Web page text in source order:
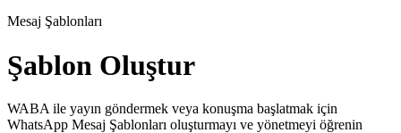
Mesaj Şablonları
Şablon Oluştur
WABA ile yayın göndermek veya konuşma başlatmak için
WhatsApp Mesaj Şablonları oluşturmayı ve yönetmeyi öğrenin